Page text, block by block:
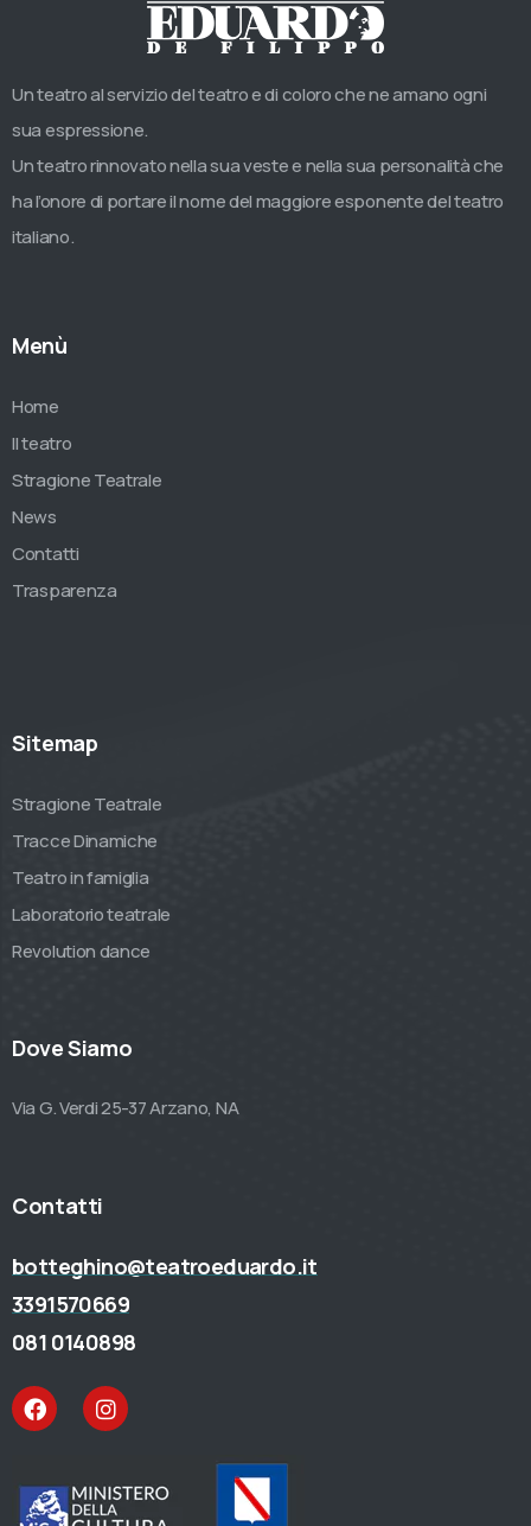
Un teatro al servizio del teatro e di coloro che ne amano ogni
sua espressione.
Un teatro rinnovato nella sua veste e nella sua personalità che
ha l’onore di portare il nome del maggiore esponente del teatro
italiano.
Menù
Home
Il teatro
Stragione Teatrale
News
Contatti
Trasparenza
Sitemap
Stragione Teatrale
Tracce Dinamiche
Teatro in famiglia
Laboratorio teatrale
Revolution dance
Dove Siamo
Via G. Verdi 25-37 Arzano, NA
Contatti
botteghino@teatroeduardo.it
3391570669
081 0140898